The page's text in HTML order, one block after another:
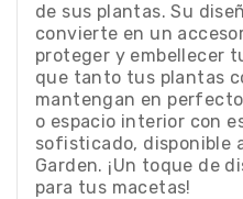
de sus plantas. Su
convierte en un
proteger y embellecer
que tanto tus plantas
mantengan en
o espacio interior con
sofisticado, disponible
Garden. ¡Un toque de
para tus macetas!